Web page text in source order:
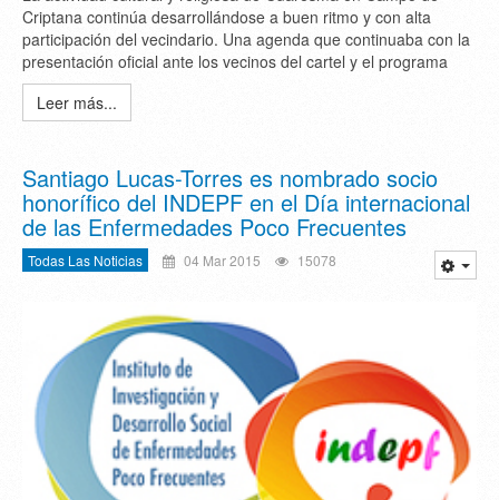
Criptana continúa desarrollándose a buen ritmo y con alta
participación del vecindario. Una agenda que continuaba con la
presentación oficial ante los vecinos del cartel y el programa
Leer más...
Santiago Lucas-Torres es nombrado socio
honorífico del INDEPF en el Día internacional
de las Enfermedades Poco Frecuentes
Todas Las Noticias 04 Mar 2015 15078